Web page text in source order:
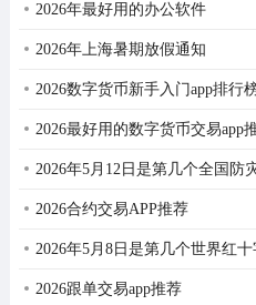
2026年最好用的办公软件
2026年上海暑期放假通知
2026数字货币新手入门app排行
2026最好用的数字货币交易app
2026年5月12日是第几个全国防
2026合约交易APP推荐
2026年5月8日是第几个世界红十
2026跟单交易app推荐